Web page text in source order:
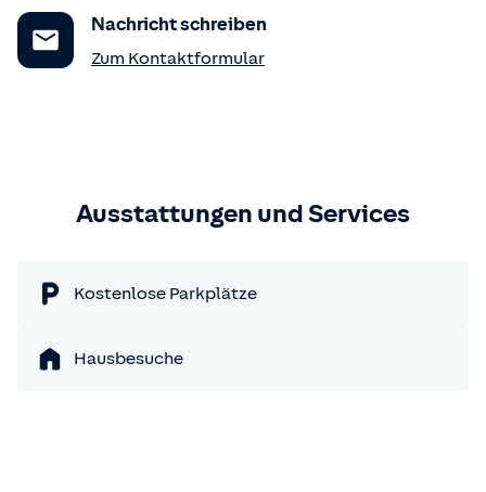
Nachricht schreiben
Zum Kontaktformular
Ausstattungen und Services
Kostenlose Parkplätze
Hausbesuche